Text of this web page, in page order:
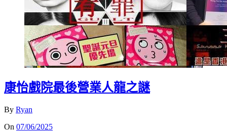
康怡戲院最後營業人龍之謎
By Ryan
On 07/06/2025